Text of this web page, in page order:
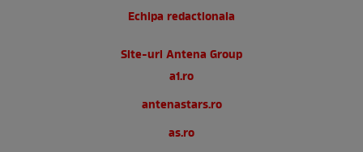
Echipa redactionala
Site-uri Antena Group
a1.ro
antenastars.ro
as.ro